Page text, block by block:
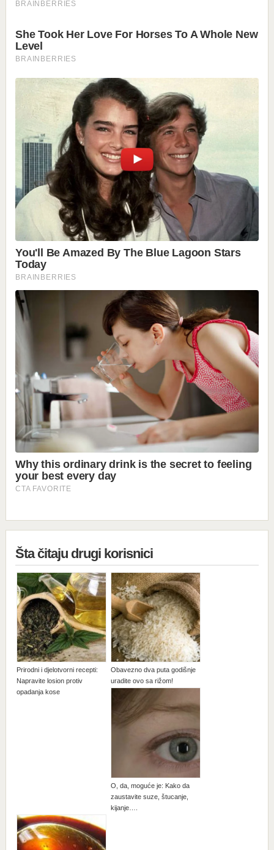
Šta čitaju drugi korisnici
Prirodni i djelotvorni recepti:
Napravite losion protiv
opadanja kose
Obavezno dva puta godišnje
uradite ovo sa rižom!
O, da, moguće je: Kako da
zaustavite suze, štucanje,
kijanje….